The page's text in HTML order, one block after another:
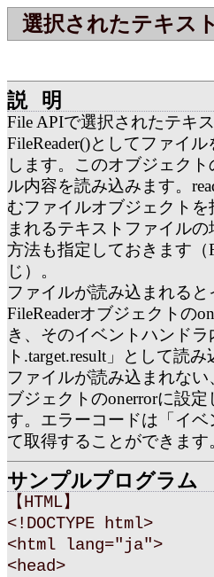
選択されたテキス
説明
File APIで選択されたテキ
FileReader()としてファイ
します。このオブジェク
ル内容を読み込みます。
むファイルオブジェクト
まれるテキストファイル
方法も指定しておきます
じ）。
ファイルが読み込まれる
FileReaderオブジェクトの
き、そのイベントハンド
ト.target.result」として読
ファイルが読み込まれない
ブジェクトのonerrorに設
す。エラーコードは「イベ
て取得することができます
サンプルプログラム
【HTML】
<!DOCTYPE html>
<html lang="ja">
<head>